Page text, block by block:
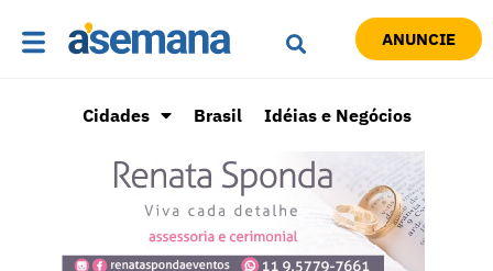
ANUNCIE
Cidades Brasil Idéias e Negócios